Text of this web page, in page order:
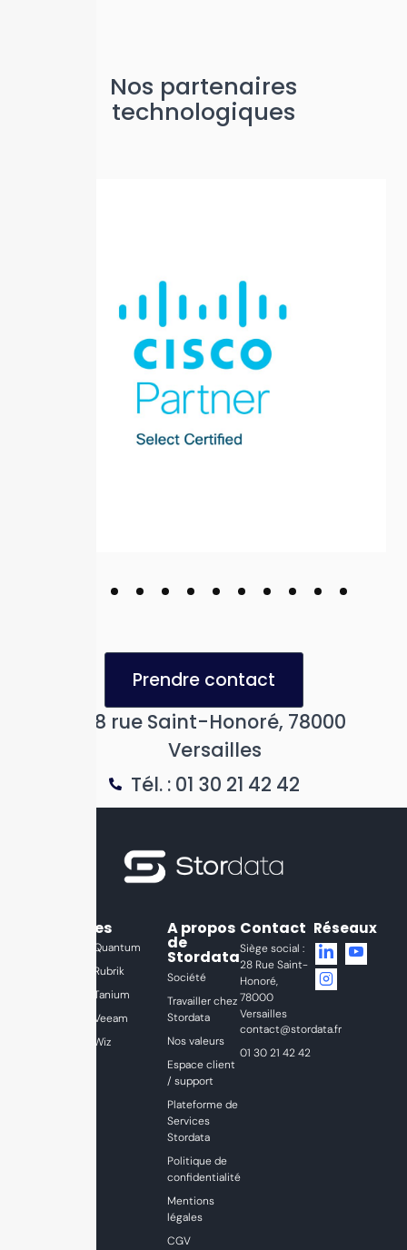
Nos partenaires
technologiques
Prendre contact
28 rue Saint-Honoré, 78000
Versailles
Tél. : 01 30 21 42 42
Partenaires
Quantum
Rubrik
Tanium
Veeam
Wiz
A propos
de
Stordata
Société
Travailler chez
Stordata
Nos valeurs
Espace client
/ support
Plateforme de
Services
Stordata
Politique de
confidentialité
Mentions
légales
CGV
Contact
Siège social :
28 Rue Saint-
Honoré,
78000
Versailles
contact@stordata.fr
01 30 21 42 42
Réseaux